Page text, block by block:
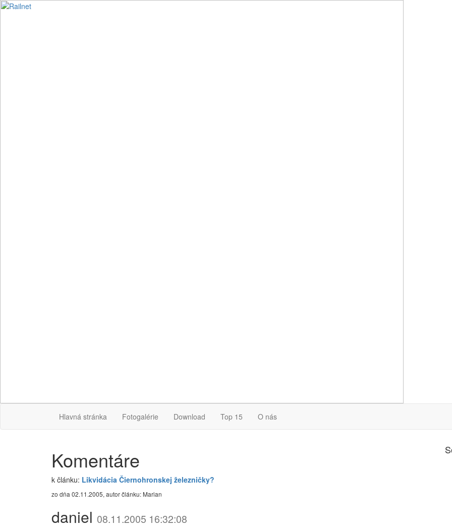
Hlavná stránka Fotogalérie Download Top 15 O nás
Komentáre
k článku: Likvidácia Čiernohronskej železničky?
zo dňa 02.11.2005, autor článku: Marian
daniel 08.11.2005 16:32:08